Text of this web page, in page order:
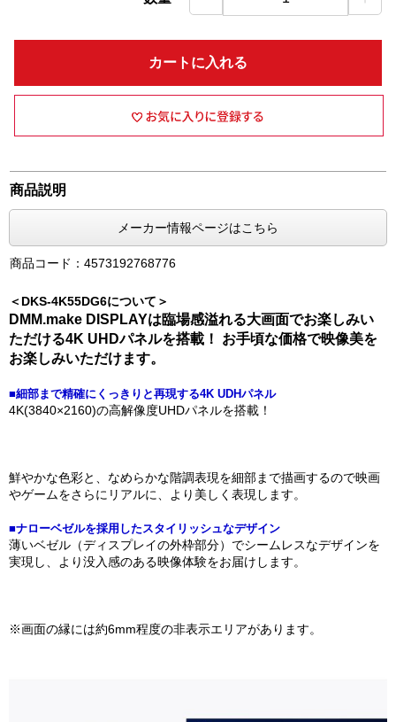
カートに入れる
商品説明
メーカー情報ページはこちら
商品コード：4573192768776
＜DKS-4K55DG6について＞
DMM.make DISPLAYは臨場感溢れる大画面でお楽しみい
ただける4K UHDパネルを搭載！ お手頃な価格で映像美を
お楽しみいただけます。
■細部まで精確にくっきりと再現する4K UDHパネル
4K(3840×2160)の高解像度UHDパネルを搭載！
鮮やかな色彩と、なめらかな階調表現を細部まで描画するので映画
やゲームをさらにリアルに、より美しく表現します。
■ナローベゼルを採用したスタイリッシュなデザイン
薄いベゼル（ディスプレイの外枠部分）でシームレスなデザインを
実現し、より没入感のある映像体験をお届けします。
※画面の縁には約6mm程度の非表示エリアがあります。